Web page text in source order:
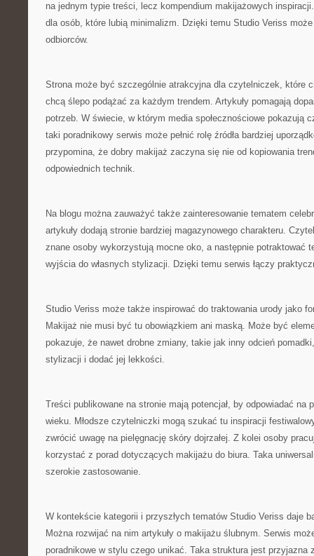
na jednym typie treści, lecz kompendium makijażowych
dla osób, które lubią minimalizm. Dzięki temu Studio Veriss
odbiorców.
Strona może być szczególnie atrakcyjna dla czytelniczek, które
chcą ślepo podążać za każdym trendem. Artykuły pomagają
potrzeb. W świecie, w którym media społecznościowe pokazują
taki poradnikowy serwis może pełnić rolę źródła bardziej
przypomina, że dobry makijaż zaczyna się nie od kopiowania
odpowiednich technik.
Na blogu można zauważyć także zainteresowanie tematem
artykuły dodają stronie bardziej magazynowego charakteru.
znane osoby wykorzystują mocne oko, a następnie potraktować
wyjścia do własnych stylizacji. Dzięki temu serwis łączy
Studio Veriss może także inspirować do traktowania urody jako
Makijaż nie musi być tu obowiązkiem ani maską. Może być
pokazuje, że nawet drobne zmiany, takie jak inny odcień
stylizacji i dodać jej lekkości.
Treści publikowane na stronie mają potencjał, by odpowiadać na
wieku. Młodsze czytelniczki mogą szukać tu inspiracji
zwrócić uwagę na pielęgnację skóry dojrzałej. Z kolei osoby
korzystać z porad dotyczących makijażu do biura. Taka
szerokie zastosowanie.
W kontekście kategorii i przyszłych tematów Studio Veriss daje
Można rozwijać na nim artykuły o makijażu ślubnym. Serwis
poradnikowe w stylu czego unikać. Taka struktura jest przyjazna